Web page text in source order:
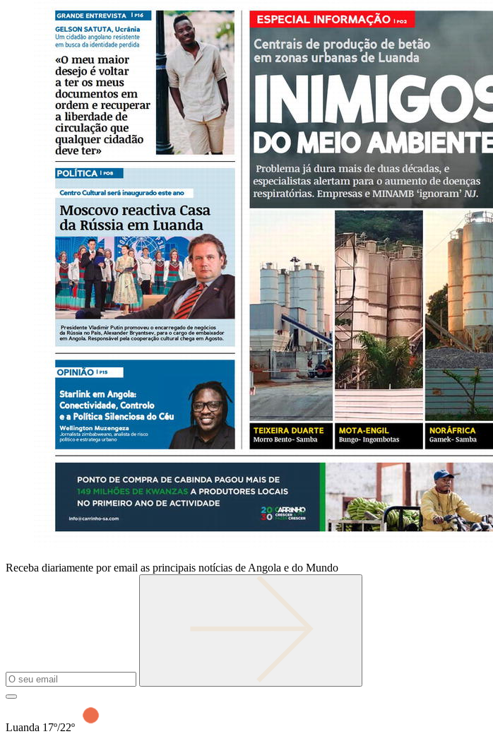
Receba diariamente por email as principais notícias de Angola e do Mundo
Luanda 17º/22º